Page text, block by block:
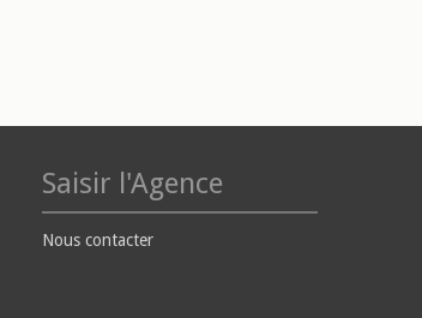
Saisir l'Agence
Nous contacter